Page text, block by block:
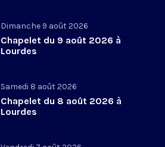
Dimanche 9 août 2026
Chapelet du 9 août 2026 à
Lourdes
Samedi 8 août 2026
Chapelet du 8 août 2026 à
Lourdes